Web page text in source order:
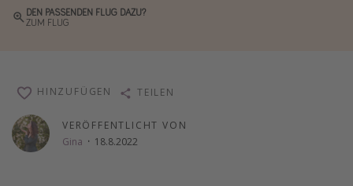
Wochenendtrip
Gruppenreisen
Hotels in Hamburg
Hotels in Amsterdam
DEN PASSENDEN FLUG DAZU?
ZUM FLUG
VERÖFFENTLICHT VON
Gina · 18.8.2022
HINZUFÜGEN TEILEN